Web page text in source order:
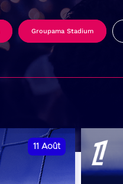
Groupama Stadium
11 Août